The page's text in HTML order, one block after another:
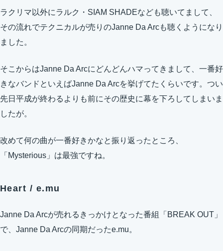
ラクリマ以外にラルク・SIAM SHADEなども聴いてまして、
その流れでテクニカルが売りのJanne Da Arcも聴くようになり
ました。
そこからはJanne Da Arcにどんどんハマってきまして、一番好
きなバンドといえばJanne Da Arcを挙げてたくらいです。つい
先日平成が終わるよりも前にその歴史に幕を下ろしてしまいま
したが。
改めて何の曲が一番好きかなと振り返ったところ、
「Mysterious」は最強ですね。
Heart / e.mu
Janne Da Arcが売れるきっかけとなった番組「BREAK OUT」
で、Janne Da Arcの同期だったe.mu。